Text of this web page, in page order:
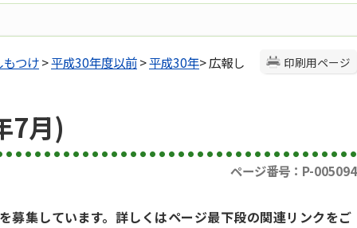
印刷用ページ
もつけ>平成30年度以前>平成30年> 広報し
7月)
ページ番号：P-005094
募集しています。詳しくはページ最下段の関連リンクをご